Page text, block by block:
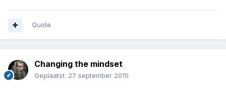
Quote
Changing the mindset
Geplaatst: 27 september 2015